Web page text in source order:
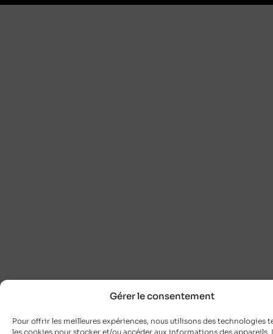
Gérer le consentement
Pour offrir les meilleures expériences, nous utilisons des technologies
les cookies pour stocker et/ou accéder aux informations des appareils.